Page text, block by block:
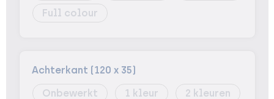
Full colour
Achterkant (120 x 35)
Onbewerkt
1
2